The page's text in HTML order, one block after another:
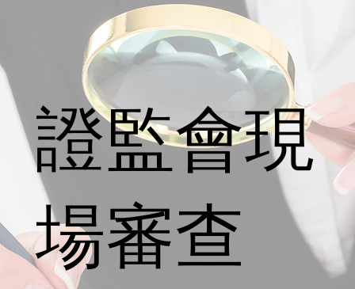
證監會現
場審查